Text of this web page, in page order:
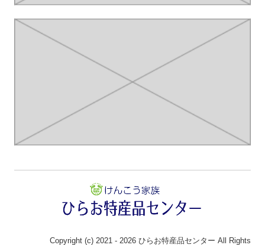
Copyright (c) 2021 - 2026 ひらお特産品センター All Rights